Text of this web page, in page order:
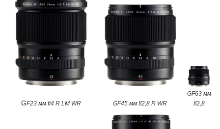
GF23 мм f/4 R LM WR GF45 мм f/2,8 R WR
GF63 мм
f/2,8